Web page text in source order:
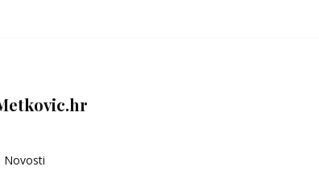
Novosti